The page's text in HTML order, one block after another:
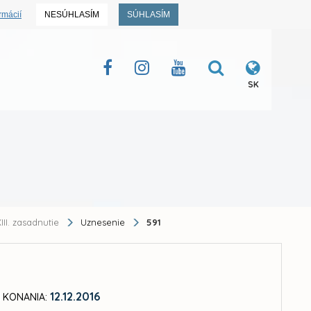
NESÚHLASÍM SÚHLASÍM
SK
zasadnutie Uznesenie 591
12.12.2016